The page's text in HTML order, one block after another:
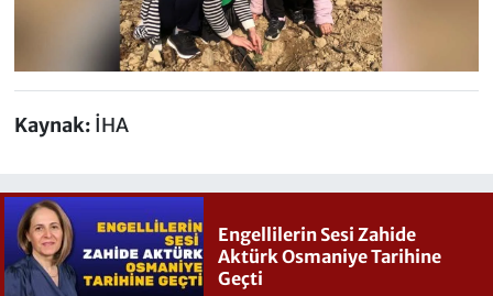
Kaynak: İHA
Engellilerin Sesi Zahide
Aktürk Osmaniye Tarihine
Geçti